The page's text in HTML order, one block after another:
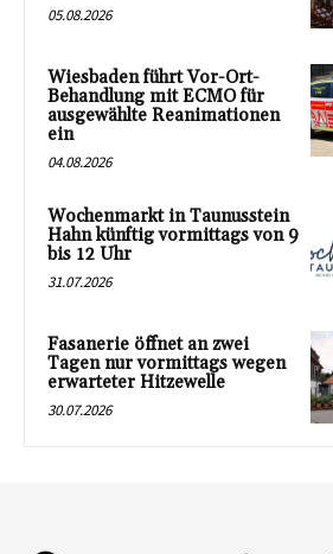
05.08.2026
Wiesbaden führt Vor-Ort-
Behandlung mit ECMO für
ausgewählte Reanimationen
ein
04.08.2026
Wochenmarkt in Taunusstein
Hahn künftig vormittags von 9
bis 12 Uhr
31.07.2026
Fasanerie öffnet an zwei
Tagen nur vormittags wegen
erwarteter Hitzewelle
30.07.2026